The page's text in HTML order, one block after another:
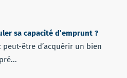
sa capacité d’emprunt ?
peut-être d’acquérir un bien